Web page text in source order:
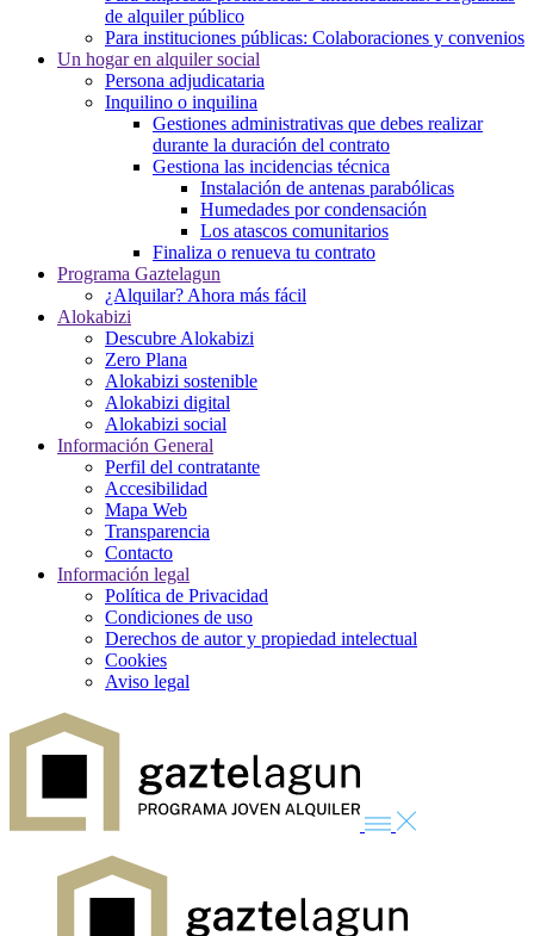
de alquiler público
Para instituciones públicas: Colaboraciones y convenios
Un hogar en alquiler social
Persona adjudicataria
Inquilino o inquilina
Gestiones administrativas que debes realizar
durante la duración del contrato
Gestiona las incidencias técnica
Instalación de antenas parabólicas
Humedades por condensación
Los atascos comunitarios
Finaliza o renueva tu contrato
Programa Gaztelagun
¿Alquilar? Ahora más fácil
Alokabizi
Descubre Alokabizi
Zero Plana
Alokabizi sostenible
Alokabizi digital
Alokabizi social
Información General
Perfil del contratante
Accesibilidad
Mapa Web
Transparencia
Contacto
Información legal
Política de Privacidad
Condiciones de uso
Derechos de autor y propiedad intelectual
Cookies
Aviso legal